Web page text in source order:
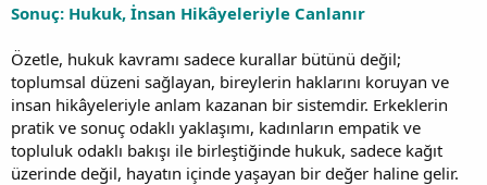
Sonuç: Hukuk, İnsan Hikâyeleriyle Canlanır
Özetle, hukuk kavramı sadece kurallar bütünü değil;
toplumsal düzeni sağlayan, bireylerin haklarını koruyan ve
insan hikâyeleriyle anlam kazanan bir sistemdir. Erkeklerin
pratik ve sonuç odaklı yaklaşımı, kadınların empatik ve
topluluk odaklı bakışı ile birleştiğinde hukuk, sadece kağıt
üzerinde değil, hayatın içinde yaşayan bir değer haline gelir.